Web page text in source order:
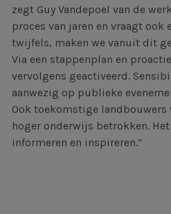
zegt Guy Vandepoel van de
proces van jaren en vraagt ook
twijfels, maken we vanuit dit
Via een stappenplan en
vervolgens geactiveerd.
aanwezig op publieke
Ook toekomstige
hoger onderwijs betrokken.
informeren en inspireren.”